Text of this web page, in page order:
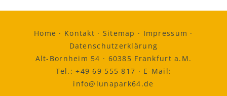
Home · Kontakt · Sitemap · Impressum ·
Datenschutzerklärung
Alt-Bornheim 54 · 60385 Frankfurt a.M.
Tel.:+49 69 555 817 · E-Mail:
info@lunapark64.de